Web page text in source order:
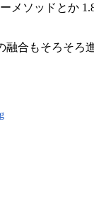
メソッドとか
合もそろそろ